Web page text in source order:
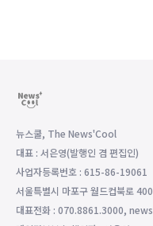
뉴스쿨, The News'Cool
대표 : 서은영(발행인 겸 편집인)
사업자등록번호 : 615-86-19061
서울특별시 마포구 월드컵북로
대표전화 : 070.8861.3000,